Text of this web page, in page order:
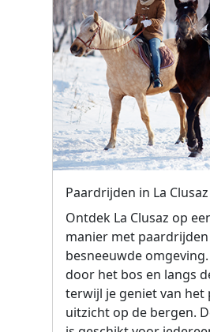
Paardrijden in La Clusaz
Ontdek La Clusaz op
manier met
besneeuwde
door het bos en langs
terwijl je geniet van het
uitzicht op de bergen.